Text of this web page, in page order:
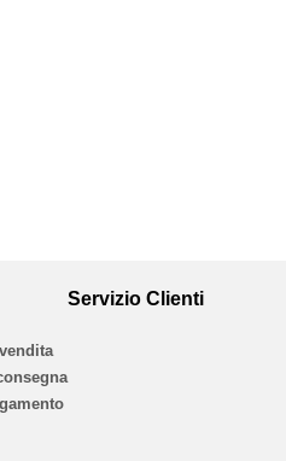
Servizio Clienti